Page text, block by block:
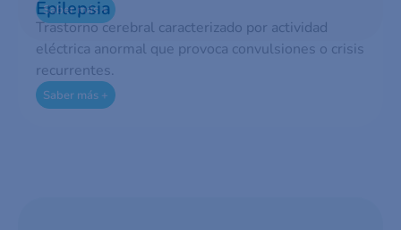
Saber más +
Epilepsia
Trastorno cerebral caracterizado por actividad
eléctrica anormal que provoca convulsiones o crisis
recurrentes.
Saber más +